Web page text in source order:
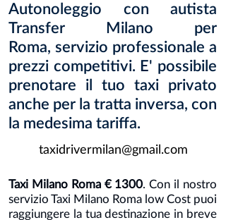
Autonoleggio con autista
Transfer Milano per
Roma, servizio professionale a
prezzi competitivi. E' possibile
prenotare il tuo taxi privato
anche per la tratta inversa, con
la medesima tariffa.
taxidrivermilan@gmail.com
Taxi Milano Roma € 1300. Con il nostro
servizio Taxi Milano Roma low Cost puoi
raggiungere la tua destinazione in breve